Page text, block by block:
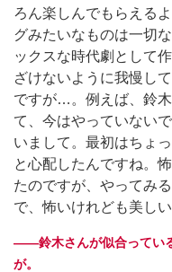
ろん楽しんでもらえる
グみたいなものは一切
ックスな時代劇として
ざけないように我慢し
ですが…。例えば、鈴
て、今はやっていない
いまして。最初はちょ
と心配したんですね。
たのですが、やってみ
で、怖いけれども美しい
――鈴木さんが似合ってい
が。